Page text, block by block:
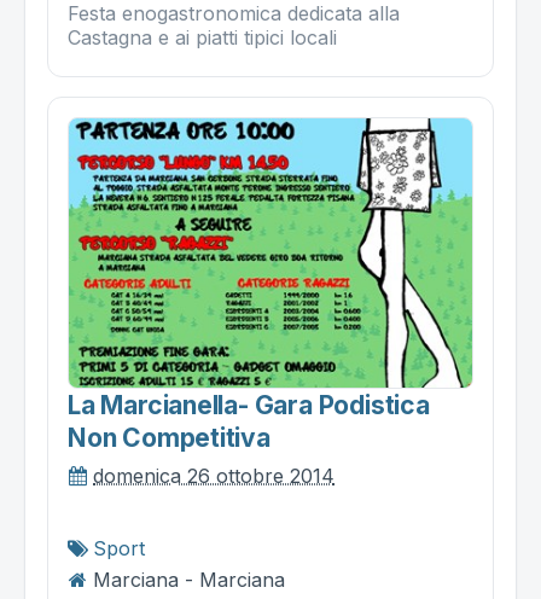
Festa enogastronomica dedicata alla
Castagna e ai piatti tipici locali
La Marcianella- Gara Podistica
Non Competitiva
domenica 26 ottobre 2014
Sport
Marciana - Marciana